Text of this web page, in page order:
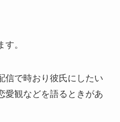
。
信で時おり 彼氏にしたい
愛観などを語るときがあ